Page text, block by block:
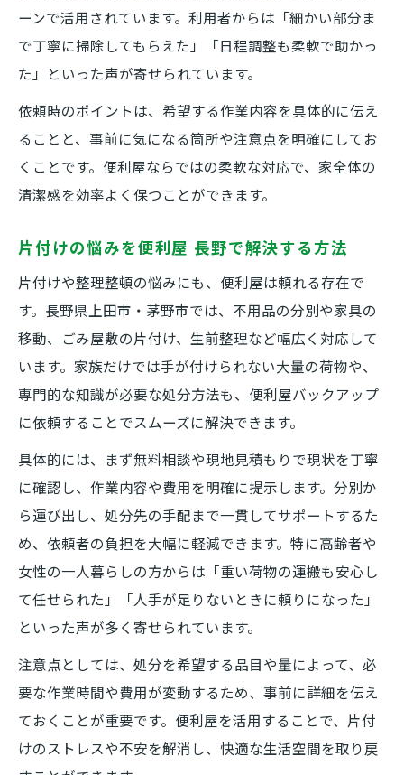
ーンで活用されています。利用者からは「細かい部分ま
で丁寧に掃除してもらえた」「日程調整も柔軟で助かっ
た」といった声が寄せられています。
依頼時のポイントは、希望する作業内容を具体的に伝え
ることと、事前に気になる箇所や注意点を明確にしてお
くことです。便利屋ならではの柔軟な対応で、家全体の
清潔感を効率よく保つことができます。
片付けの悩みを便利屋 長野で解決する方法
片付けや整理整頓の悩みにも、便利屋は頼れる存在で
す。長野県上田市・茅野市では、不用品の分別や家具の
移動、ごみ屋敷の片付け、生前整理など幅広く対応して
います。家族だけでは手が付けられない大量の荷物や、
専門的な知識が必要な処分方法も、便利屋バックアップ
に依頼することでスムーズに解決できます。
具体的には、まず無料相談や現地見積もりで現状を丁寧
に確認し、作業内容や費用を明確に提示します。分別か
ら運び出し、処分先の手配まで一貫してサポートするた
め、依頼者の負担を大幅に軽減できます。特に高齢者や
女性の一人暮らしの方からは「重い荷物の運搬も安心し
て任せられた」「人手が足りないときに頼りになった」
といった声が多く寄せられています。
注意点としては、処分を希望する品目や量によって、必
要な作業時間や費用が変動するため、事前に詳細を伝え
ておくことが重要です。便利屋を活用することで、片付
けのストレスや不安を解消し、快適な生活空間を取り戻